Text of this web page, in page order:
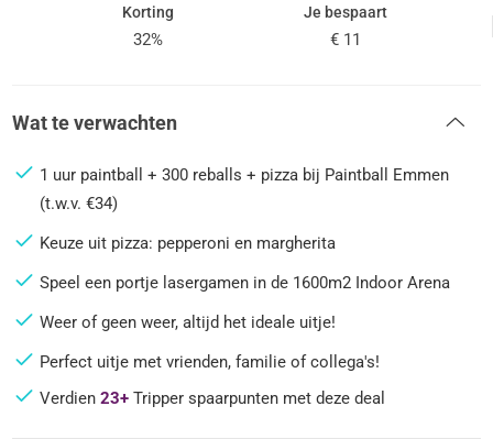
Korting
32%
Je bespaart
€ 11
Wat te verwachten
1 uur paintball + 300 reballs + pizza bij Paintball Emmen
(t.w.v. €34)
Keuze uit pizza: pepperoni en margherita
Speel een portje lasergamen in de 1600m2 Indoor Arena
Weer of geen weer, altijd het ideale uitje!
Perfect uitje met vrienden, familie of collega's!
Verdien23+ Tripper spaarpunten met deze deal